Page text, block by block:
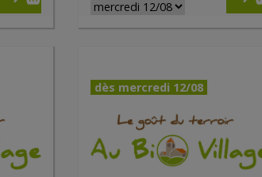
dès mercredi 12/08